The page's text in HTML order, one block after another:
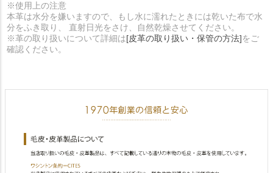
※使用上の注意
本革は水分を嫌いますので、もし水に濡れたときには乾いた布で水
分をふき取り、 直射日光をさけ、自然乾燥させてください。
※革の取り扱いについて詳細は[皮革の取り扱い・保管の方法]をご
確認ください。